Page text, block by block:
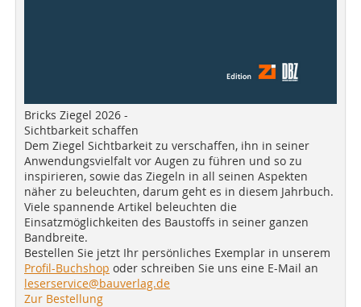
Bricks Ziegel 2026 -
Sichtbarkeit schaffen
Dem Ziegel Sichtbarkeit zu verschaffen, ihn in seiner
Anwendungsvielfalt vor Augen zu führen und so zu
inspirieren, sowie das Ziegeln in all seinen Aspekten
näher zu beleuchten, darum geht es in diesem Jahrbuch.
Viele spannende Artikel beleuchten die
Einsatzmöglichkeiten des Baustoffs in seiner ganzen
Bandbreite.
Bestellen Sie jetzt Ihr persönliches Exemplar in unserem
Profil-Buchshop oder schreiben Sie uns eine E-Mail an
leserservice@bauverlag.de
Zur Bestellung